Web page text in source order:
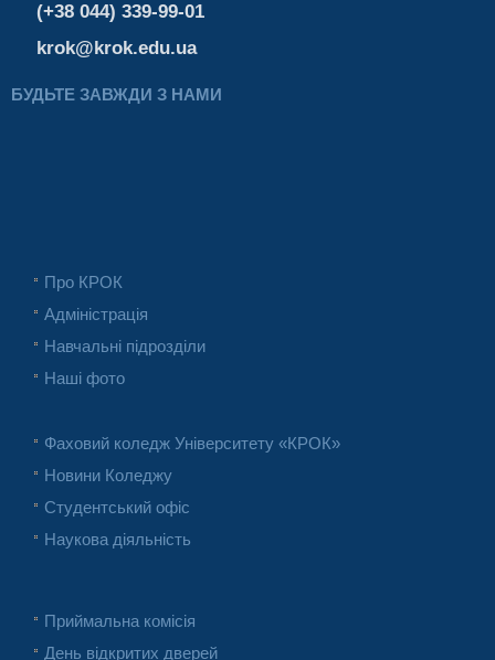
(+38 044) 339-99-01
krok@krok.edu.ua
БУДЬТЕ ЗАВЖДИ З НАМИ
Про КРОК
Адміністрація
Навчальні підрозділи
Наші фото
Фаховий коледж Університету «КРОК»
Новини Коледжу
Студентський офіс
Наукова діяльність
Приймальна комісія
День відкритих дверей